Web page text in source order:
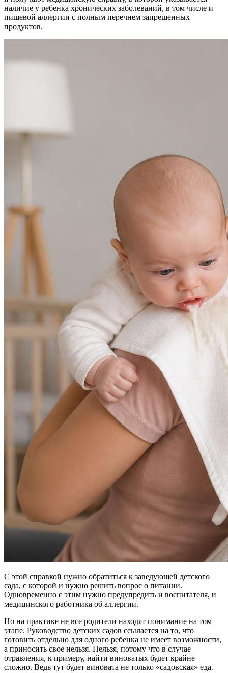
наличие у ребенка хронических заболеваний, в том числе и
пищевой аллергии с полным перечнем запрещенных
продуктов.
С этой справкой нужно обратиться к заведующей детского
сада, с которой и нужно решить вопрос о питании.
Одновременно с этим нужно предупредить и воспитателя, и
медицинского работника об аллергии.
Но на практике не все родители находят понимание на том
этапе. Руководство детских садов ссылается на то, что
готовить отдельно для одного ребенка не имеет возможности,
а приносить свое нельзя. Нельзя, потому что в случае
отравления, к примеру, найти виноватых будет крайне
сложно. Ведь тут будет виновата не только «садовская» еда.